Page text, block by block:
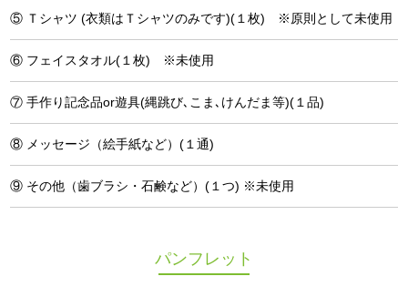
⑤ Ｔシャツ (衣類はＴシャツのみです)(１枚) ※原則として未使用
⑥ フェイスタオル(１枚) ※未使用
⑦ 手作り記念品or遊具(縄跳び､こま､けんだま等)(１品)
⑧ メッセージ（絵手紙など）(１通)
⑨ その他（歯ブラシ・石鹸など）(１つ) ※未使用
パンフレット